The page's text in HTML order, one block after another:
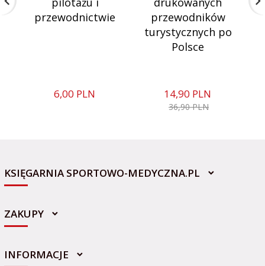
przewodnictwie
6,00 PLN
przewodników
turystycznych po
Polsce
14,90 PLN
36,90 PLN
KSIĘGARNIA SPORTOWO-MEDYCZNA.PL
sklep@sportowo-medyczna.pl
ZAKUPY
INFORMACJE